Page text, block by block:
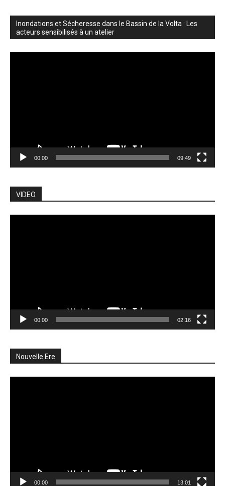
Inondations et Sécheresse dans le Bassin de la Volta : Les
acteurs sensibilisés à un atelier
00:00 09:49
VIDEO
00:00 02:16
Nouvelle Ere
00:00 13:01